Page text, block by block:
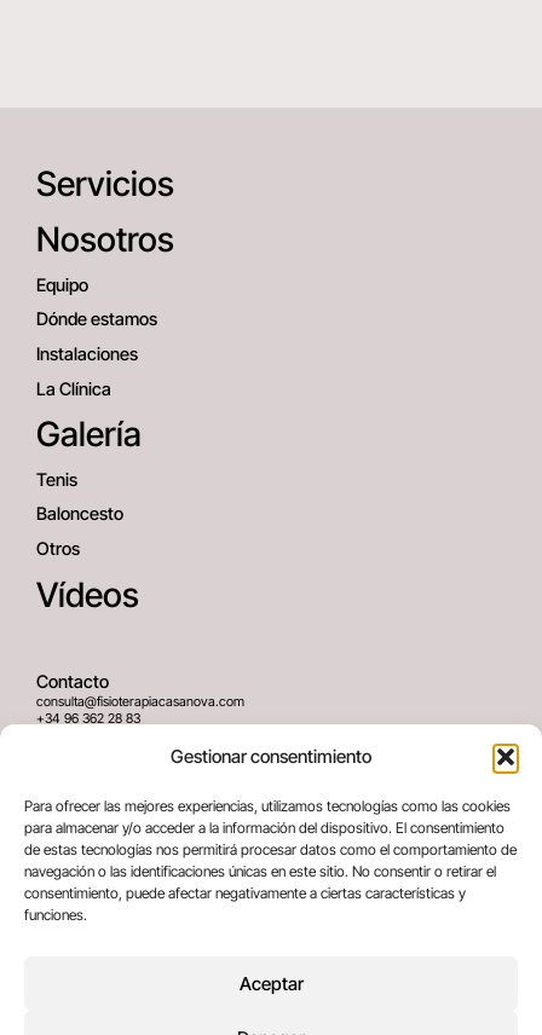
Gestionar consentimiento
Para ofrecer las mejores experiencias, utilizamos tecnologías como las cookies
para almacenar y/o acceder a la información del dispositivo. El consentimiento
de estas tecnologías nos permitirá procesar datos como el comportamiento de
navegación o las identificaciones únicas en este sitio. No consentir o retirar el
consentimiento, puede afectar negativamente a ciertas características y
funciones.
Aceptar
Servicios
Nosotros
Equipo
Dónde estamos
Instalaciones
La Clínica
Galería
Tenis
Baloncesto
Otros
Vídeos
Contacto
consulta@fisioterapiacasanova.com
+34 96 362 28 83
Dirección
C/ Greses Nº12 (Bajo) 46020
Valencia, España
Términos legales